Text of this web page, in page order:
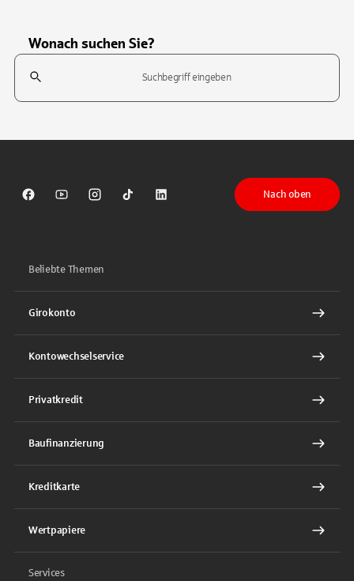
Wonach suchen Sie?
Suchfeld
Sparkasse auf Facebook
Sparkasse auf Youtube
Sparkasse auf Instagram
Sparkasse auf TikTok
Sparkasse auf LinkedIn
Nach oben
Beliebte Themen
Girokonto
Kontowechselservice
Privatkredit
Baufinanzierung
Kreditkarte
Wertpapiere
Services